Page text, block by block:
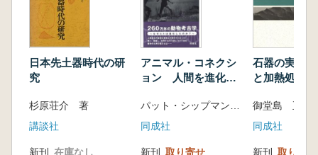
日本先土器時代の研
究
杉原荘介 著
講談社
新刊 在庫なし
アニマル・コネクシ
ョン 人間を進化さ
同成社
新刊 取り寄せ
石器の実験
と加熱処理
御堂島 正 著
同成社
新刊 取り寄せ